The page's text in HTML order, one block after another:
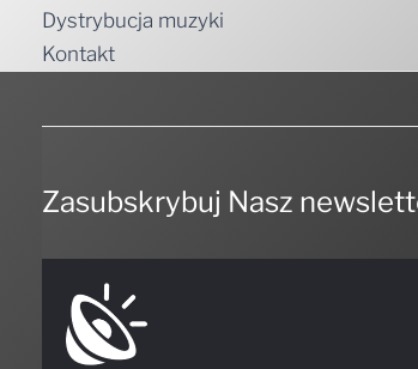
Dystrybucja muzyki
Kontakt
Zasubskrybuj Nasz